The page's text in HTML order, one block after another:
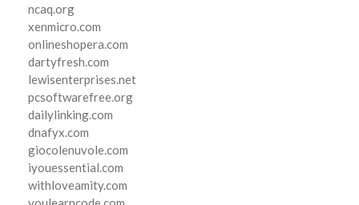
ncaq.org
xenmicro.com
onlineshopera.com
dartyfresh.com
lewisenterprises.net
pcsoftwarefree.org
dailylinking.com
dnafyx.com
giocolenuvole.com
iyouessential.com
withloveamity.com